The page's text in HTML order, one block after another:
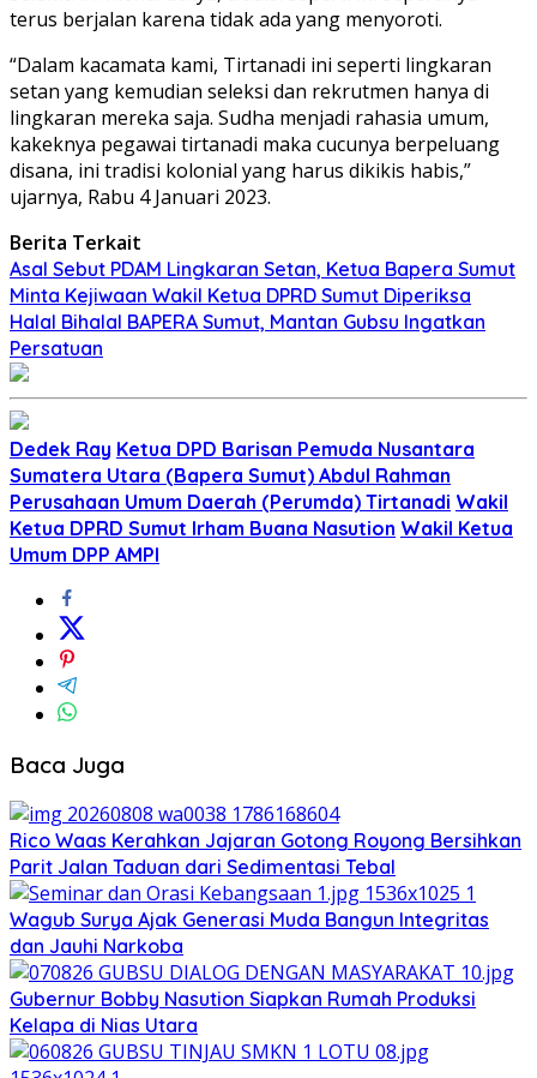
terus berjalan karena tidak ada yang menyoroti.
“Dalam kacamata kami, Tirtanadi ini seperti lingkaran
setan yang kemudian seleksi dan rekrutmen hanya di
lingkaran mereka saja. Sudha menjadi rahasia umum,
kakeknya pegawai tirtanadi maka cucunya berpeluang
disana, ini tradisi kolonial yang harus dikikis habis,”
ujarnya, Rabu 4 Januari 2023.
Berita Terkait
Asal Sebut PDAM Lingkaran Setan, Ketua Bapera Sumut
Minta Kejiwaan Wakil Ketua DPRD Sumut Diperiksa
Halal Bihalal BAPERA Sumut, Mantan Gubsu Ingatkan
Persatuan
Dedek Ray Ketua DPD Barisan Pemuda Nusantara
Sumatera Utara (Bapera Sumut) Abdul Rahman
Perusahaan Umum Daerah (Perumda) Tirtanadi Wakil
Ketua DPRD Sumut Irham Buana Nasution Wakil Ketua
Umum DPP AMPI
Baca Juga
Rico Waas Kerahkan Jajaran Gotong Royong Bersihkan
Parit Jalan Taduan dari Sedimentasi Tebal
Wagub Surya Ajak Generasi Muda Bangun Integritas
dan Jauhi Narkoba
Gubernur Bobby Nasution Siapkan Rumah Produksi
Kelapa di Nias Utara